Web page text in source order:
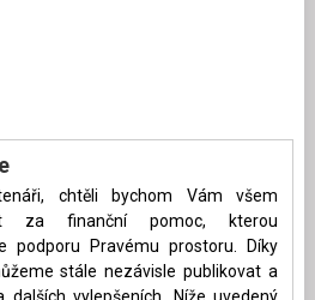
chtěli bychom Vám všem
za finanční pomoc, kterou
podporu Pravému prostoru. Díky
stále nezávisle publikovat a
dalších vylepšeních. Níže uvedený